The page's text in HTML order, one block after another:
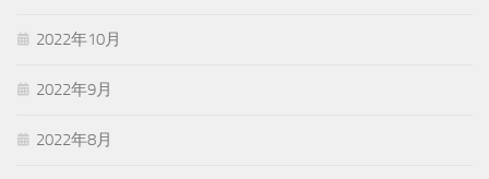
2022年10月
2022年9月
2022年8月